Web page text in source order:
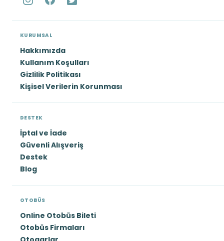
KURUMSAL
Hakkımızda
Kullanım Koşulları
Gizlilik Politikası
Kişisel Verilerin Korunması
DESTEK
İptal ve İade
Güvenli Alışveriş
Destek
Blog
OTOBÜS
Online Otobüs Bileti
Otobüs Firmaları